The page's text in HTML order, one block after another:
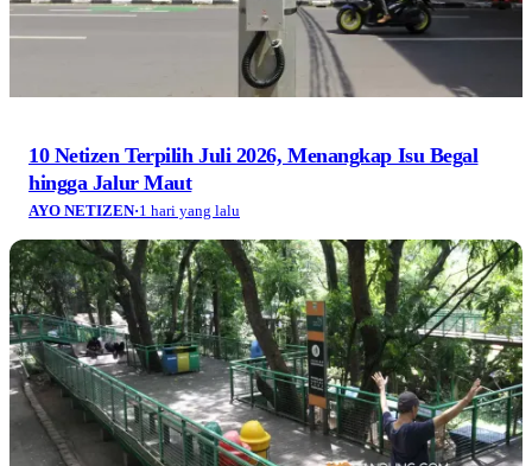
10 Netizen Terpilih Juli 2026, Menangkap Isu Begal
hingga Jalur Maut
AYO NETIZEN·1 hari yang lalu